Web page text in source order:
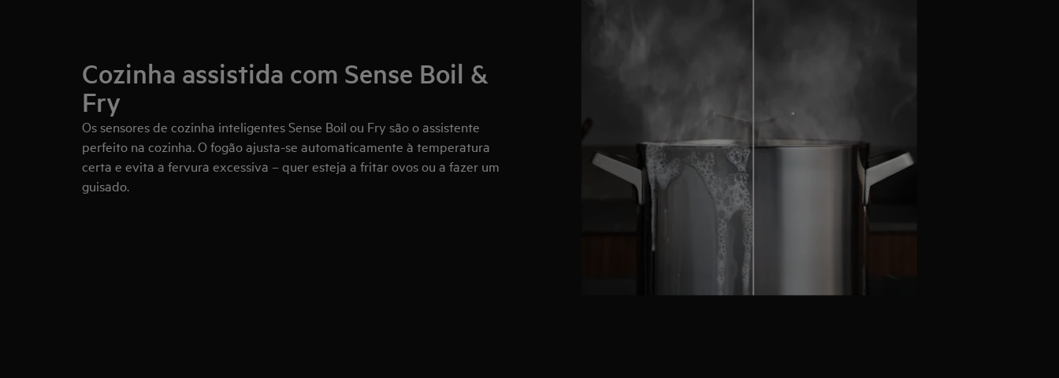
Cozinha assistida com Sense Boil &
Fry
Os sensores de cozinha inteligentes Sense Boil ou Fry são o assistente
perfeito na cozinha. O fogão ajusta-se automaticamente à temperatura
certa e evita a fervura excessiva – quer esteja a fritar ovos ou a fazer um
guisado.